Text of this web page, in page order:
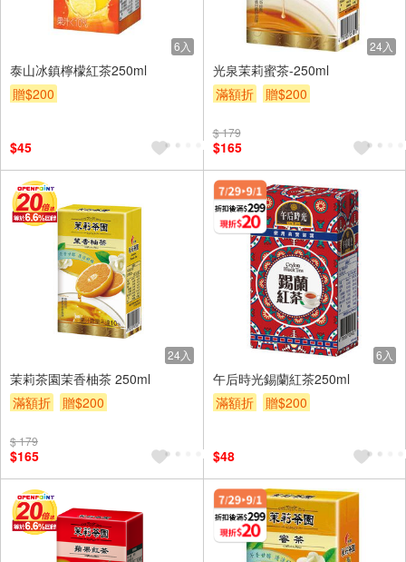
6入
泰山冰鎮檸檬紅茶250ml
贈$200
$45
24入
光泉茉莉蜜茶-250ml
滿額折
贈$200
$ 179
$165
24入
茉莉茶園茉香柚茶 250ml
滿額折
贈$200
$ 179
$165
6入
午后時光錫蘭紅茶250ml
滿額折
贈$200
$48